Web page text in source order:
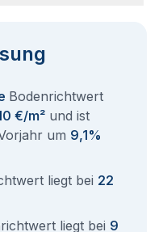
Bodenrichtwert
€/m² und ist
um 9,1%
liegt bei 22
liegt bei 9